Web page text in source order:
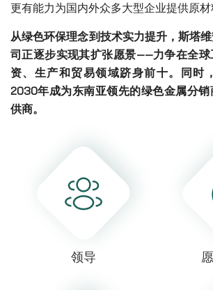
更有能力为国内外众多大型企业提供原材
从绿色环保理念到技术实力提升，斯塔
司正逐步实现其扩张愿景——力争在全
资、生产和贸易领域跻身前十。同时
2030年成为东南亚领先的绿色金属分
供商。
领导